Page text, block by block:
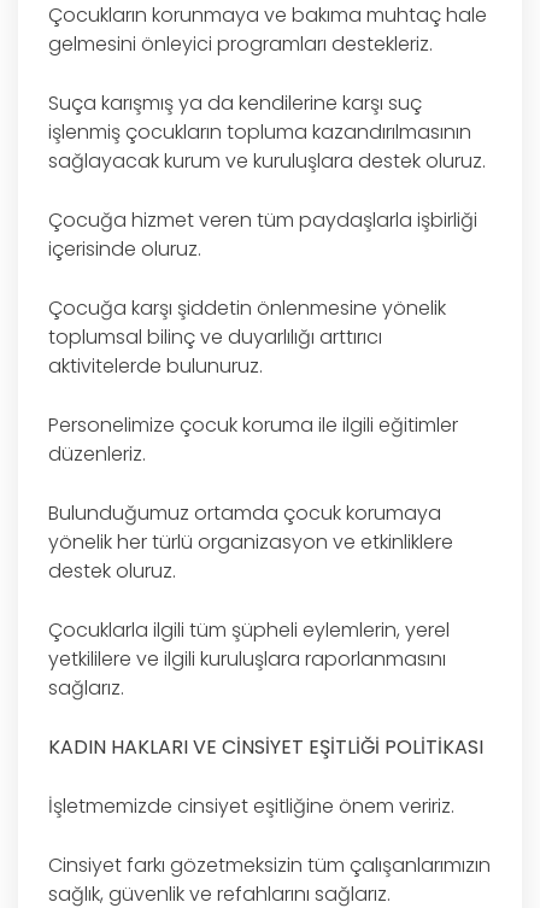
Çocukların korunmaya ve bakıma muhtaç hale
gelmesini önleyici programları destekleriz.
Suça karışmış ya da kendilerine karşı suç
işlenmiş çocukların topluma kazandırılmasının
sağlayacak kurum ve kuruluşlara destek oluruz.
Çocuğa hizmet veren tüm paydaşlarla işbirliği
içerisinde oluruz.
Çocuğa karşı şiddetin önlenmesine yönelik
toplumsal bilinç ve duyarlılığı arttırıcı
aktivitelerde bulunuruz.
Personelimize çocuk koruma ile ilgili eğitimler
düzenleriz.
Bulunduğumuz ortamda çocuk korumaya
yönelik her türlü organizasyon ve etkinliklere
destek oluruz.
Çocuklarla ilgili tüm şüpheli eylemlerin, yerel
yetkililere ve ilgili kuruluşlara raporlanmasını
sağlarız.
KADIN HAKLARI VE CİNSİYET EŞİTLİĞİ POLİTİKASI
İşletmemizde cinsiyet eşitliğine önem veririz.
Cinsiyet farkı gözetmeksizin tüm çalışanlarımızın
sağlık, güvenlik ve refahlarını sağlarız.